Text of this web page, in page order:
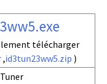
télécharger
,id3tun23ww5.zip )